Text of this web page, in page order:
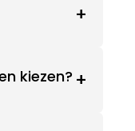
+
kiezen? +